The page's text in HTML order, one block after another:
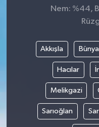
Nem: %44,
Akkışla
Hacılar
Melikgazi
Sarıoğlan
İlçe Haberleri
Kültür & Sanat
Magazin
Resmi İlanlar